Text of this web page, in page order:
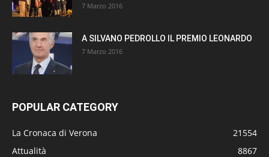
7 Marzo 2016
A SILVANO PEDROLLO IL PREMIO LEONARDO
7 Marzo 2016
POPULAR CATEGORY
La Cronaca di Verona
21554
Attualità
8867